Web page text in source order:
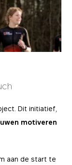
Dit initiatief,
motiveren
aan de start te